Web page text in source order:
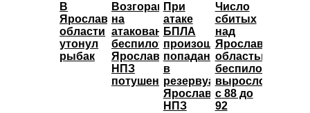
В
Ярославской
области
утонул
рыбак
Возгорание
на
атакованном
беспилотниками
Ярославском
НПЗ
потушено
При
атаке
БПЛА
произошло
попадание
в
резервуары
Ярославского
НПЗ
Число
сбитых
над
Ярославской
областью
беспилотников
выросло
с 88 до
92